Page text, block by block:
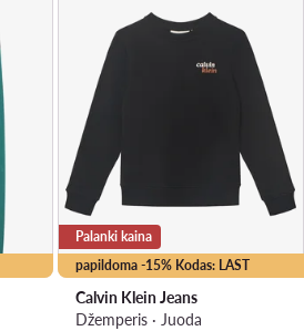
papildoma -15% Kodas: LAST
Palanki kaina
Calvin Klein Jeans
Džemperis · Juoda